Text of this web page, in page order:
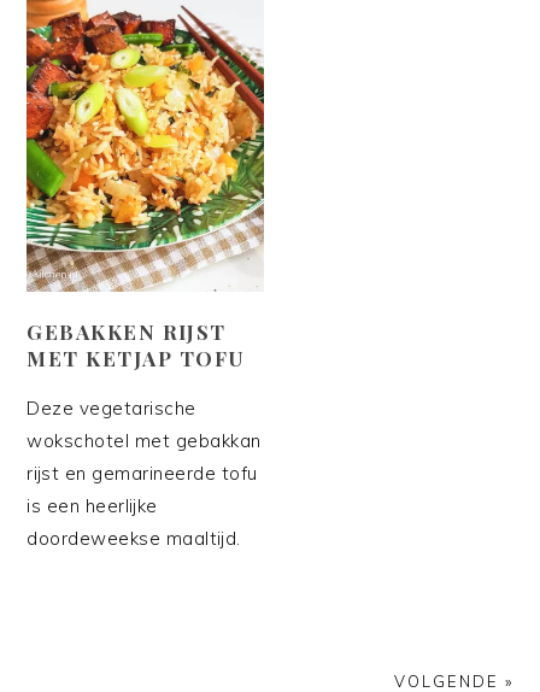
GEBAKKEN RIJST
MET KETJAP TOFU
Deze vegetarische
wokschotel met gebakkan
rijst en gemarineerde tofu
is een heerlijke
doordeweekse maaltijd.
VOLGENDE »